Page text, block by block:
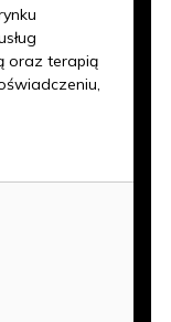
oraz terapią